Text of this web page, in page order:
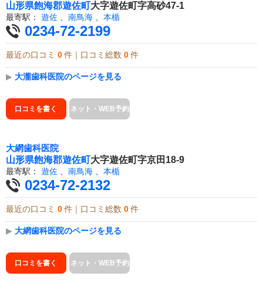
山形県飽海郡遊佐町大字遊佐町字高砂47-1
最寄駅： 遊佐 南鳥海 本楯
0234-72-2199
最近の口コミ 0 件｜口コミ総数 0 件
▶ 大瀧歯科医院のページを見る
口コミを書く ネット・WEB予約
大網歯科医院
山形県飽海郡遊佐町大字遊佐町字京田18-9
最寄駅： 遊佐 南鳥海 本楯
0234-72-2132
最近の口コミ 0 件｜口コミ総数 0 件
▶ 大網歯科医院のページを見る
口コミを書く ネット・WEB予約